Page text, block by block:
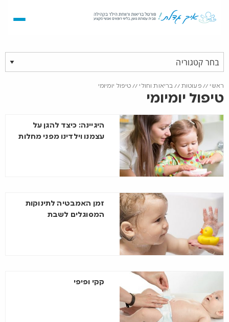
ראשי //פעוטות // בריאות וחולי //טיפול יומיומי
טיפול יומיומי
היגיינה: כיצד להגן על
עצמנו וילדינו מפני מחלות
זמן האמבטיה לתינוקות
המסוגלים לשבת
קקי ופיפי